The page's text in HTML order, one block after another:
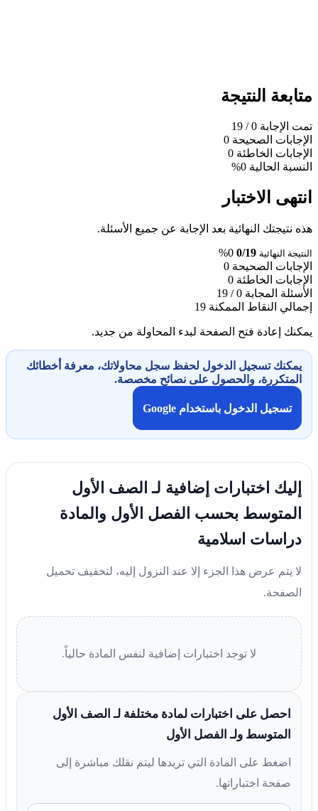
متابعة النتيجة
تمت الإجابة 0
/ 19
الإجابات الصحيحة 0
الإجابات الخاطئة 0
النسبة الحالية 0%
انتهى الاختبار
هذه نتيجتك النهائية بعد الإجابة عن جميع الأسئلة.
النتيجة النهائية 0/19
0%
الإجابات الصحيحة 0
الإجابات الخاطئة 0
الأسئلة المجابة 0 / 19
إجمالي النقاط الممكنة 19
يمكنك إعادة فتح الصفحة لبدء المحاولة من جديد.
يمكنك تسجيل الدخول لحفظ سجل محاولاتك، معرفة أخطائك
المتكررة، والحصول على نصائح مخصصة.
تسجيل الدخول باستخدام Google
إليك اختبارات إضافية لـ الصف الأول
المتوسط بحسب الفصل الأول والمادة
دراسات اسلامية
لا يتم عرض هذا الجزء إلا عند النزول إليه، لتخفيف تحميل
الصفحة.
لا توجد اختبارات إضافية لنفس المادة حالياً.
احصل على اختبارات لمادة مختلفة لـ الصف الأول
المتوسط ولـ الفصل الأول
اضغط على المادة التي تريدها ليتم نقلك مباشرة إلى
صفحة اختباراتها.